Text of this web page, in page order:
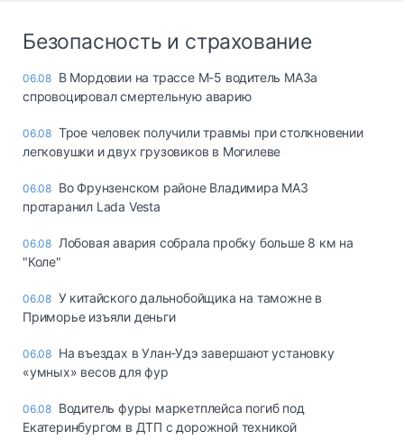
Безопасность и страхование
06.08 В Мордовии на трассе М-5 водитель МАЗа
спровоцировал смертельную аварию
06.08 Трое человек получили травмы при столкновении
легковушки и двух грузовиков в Могилеве
06.08 Во Фрунзенском районе Владимира МАЗ
протаранил Lada Vesta
06.08 Лобовая авария собрала пробку больше 8 км на
"Коле"
06.08 У китайского дальнобойщика на таможне в
Приморье изъяли деньги
06.08 Ha въeздax в Улaн-Удэ зaвepшaют ycтaнoвкy
«yмныx» вecoв для фyp
06.08 Водитель фуры маркетплейса погиб под
Екатеринбургом в ДТП с дорожной техникой